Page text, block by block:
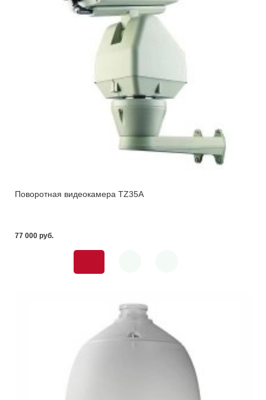
Поворотная видеокамера TZ35A
77 000 pуб.